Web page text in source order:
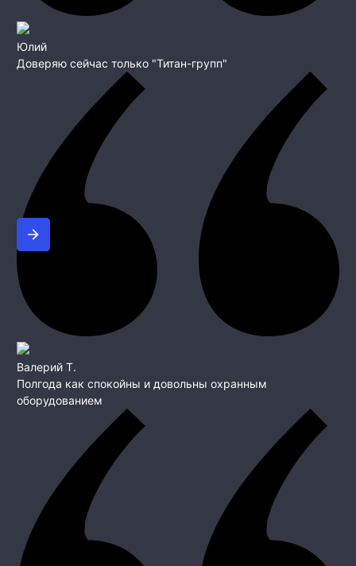
Юлий
Доверяю сейчас только "Титан-групп"
Валерий Т.
Полгода как спокойны и довольны охранным
оборудованием